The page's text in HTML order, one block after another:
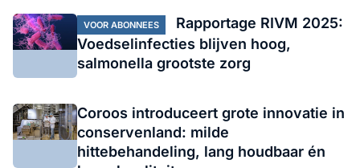
VOOR ABONNEES
Rapportage RIVM 2025:
Voedselinfecties blijven hoog,
salmonella grootste zorg
Coroos introduceert grote innovatie in
conservenland: milde
hittebehandeling, lang houdbaar én